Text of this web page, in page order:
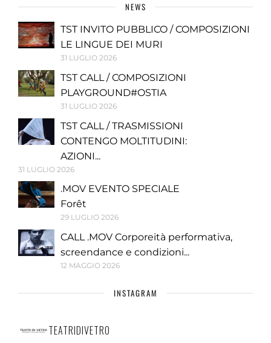
NEWS
TST INVITO PUBBLICO / COMPOSIZIONI
LE LINGUE DEI MURI
31 LUGLIO 2026
TST CALL / COMPOSIZIONI
PLAYGROUND#OSTIA
31 LUGLIO 2026
TST CALL / TRASMISSIONI
CONTENGO MOLTITUDINI:
AZIONI...
31 LUGLIO 2026
.MOV EVENTO SPECIALE
Forêt
29 LUGLIO 2026
CALL .MOV Corporeità performativa,
screendance e condizioni...
12 MAGGIO 2026
INSTAGRAM
TEATRIDIVETRO